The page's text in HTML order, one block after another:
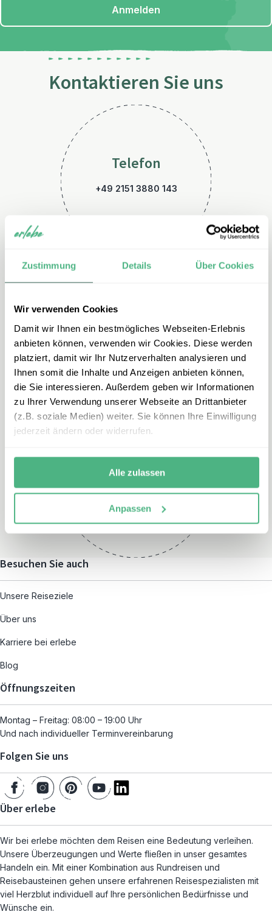
Zustimmung Details Über Cookies
Wir verwenden Cookies
Damit wir Ihnen ein bestmögliches Webseiten-Erlebnis
anbieten können, verwenden wir Cookies. Diese werden
platziert, damit wir Ihr Nutzerverhalten analysieren und
Ihnen somit die Inhalte und Anzeigen anbieten können,
die Sie interessieren. Außerdem geben wir Informationen
zu Ihrer Verwendung unserer Webseite an Drittanbieter
(z.B. soziale Medien) weiter. Sie können Ihre Einwilligung
jederzeit ändern oder widerrufen.
Alle zulassen
Anpassen
Anmelden
Kontaktieren Sie uns
Telefon
+49 2151 3880 143
E-Mail
kanada@erlebe.de
Montag – Freitag:
und nach individueller
Terminvereinbarung
Besuchen Sie auch
Unsere Reiseziele
Über uns
Karriere bei erlebe
Blog
Öffnungszeiten
Montag – Freitag: 08:00 – 19:00 Uhr
Und nach individueller Terminvereinbarung
Folgen Sie uns
Über erlebe
Wir bei erlebe möchten dem Reisen eine Bedeutung verleihen.
Unsere Überzeugungen und Werte fließen in unser gesamtes
Handeln ein. Mit einer Kombination aus Rundreisen und
Reisebausteinen gehen unsere erfahrenen Reisespezialisten mit
viel Herzblut individuell auf Ihre persönlichen Bedürfnisse und
Wünsche ein.